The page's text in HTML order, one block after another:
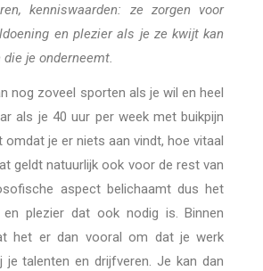
kenniswaarden: ze zorgen voor
en plezier als je ze kwijt kan
je onderneemt.
nog zoveel sporten als je wil en heel
als je 40 uur per week met buikpijn
omdat je er niets aan vindt, hoe vitaal
geldt natuurlijk ook voor de rest van
aspect belichaamt dus het
en plezier dat ook nodig is. Binnen
het er dan vooral om dat je werk
talenten en drijfveren. Je kan dan